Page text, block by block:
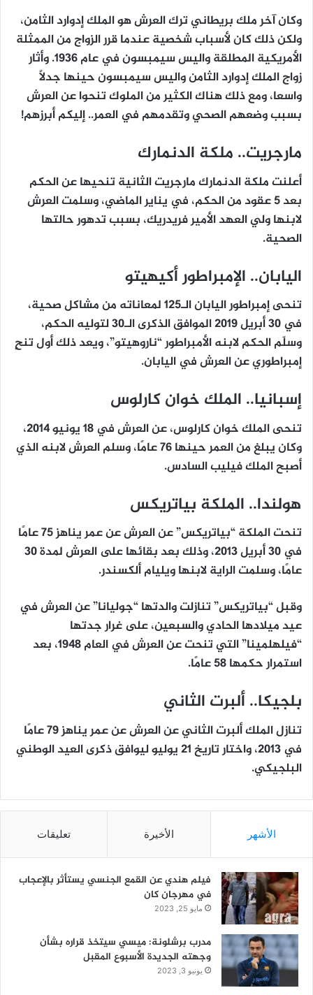
وكان آخر ملك بريطاني ترك العرش هو الملك إدوارد الثامن،
ولكن ذلك كان لأسباب شخصية عندما قرر الزواج من الممثلة
الأمريكية المطلقة واليس سيمبسون في عام 1936. وأثار
زواج الملك إدوارد الثامن واليس سيمبسون حينها جدلًا
واسعا، ومع ذلك هناك الكثير من الملوك تنحوا عن العرش
بسبب وضعهم الصحي وتقدمهم في العمر.. إليكم أبرزهم!
مارجريت.. ملكة الدنمارك
أعلنت ملكة الدنمارك مارجريت الثانية تنحيها عن الحكم
بعد 5 عقود من الحكم، في يناير الماضي، وسلمت العرش
لابنها ولي العهد الأمير فريدريك، بسبب تدهور حالتها
الصحية.
اليابان.. الإمبراطور أكيهيتو
تنحى إمبراطور اليابان الـ125 لمعاناته من مشاكل صحية،
في 30 أبريل 2019 الموافق الذكرى الـ30 لتوليه الحكم،
وسلّم الحكم لابنه الأمبراطور “ناروهيتو”، ويعد ذلك أول تنحٍ
إمبراطوري عن العرش في اليابان.
إسبانيا.. الملك خوان كارلوس
تنحى الملك خوان كارلوس، عن العرش في 18 يونيو 2014،
وكان يبلغ من العمر حينها 76 عامًا، وسلم العرش لابنه الذي
أصبح الملك فيليب السادس.
هولندا.. الملكة بياتريكس
تنحت الملكة “بياتريكس” عن العرش عن عمر يناهز 75 عامًا
في 30 أبريل 2013، وذلك بعد بقائها على العرش لمدة 30
عامًا، وسلمت الراية لابنها ويليام ألكسندر.
وقبل “بياتريكس” تنازلت والدتها “جوليانا” عن العرش في
عيد ميلادها الحادي والسبعين، على غرار جدتها
“فيلهلمينا” التي تنحت عن العرش في العام 1948، بعد
استمرار حكمها 58 عامًا.
بلجيكا.. ألبرت الثاني
تنازل الملك ألبرت الثاني عن العرش عن عمر يناهز 79 عامًا
في 2013، واختار تاريخ 21 يوليو ليوافق ذكرى العيد الوطني
البلجيكي.
الأشهر الأخيرة تعليقات
فيلم هندي عن القمع الجنسي يستأثر بالإعجاب
في مهرجان كان
مايو 25, 2023
مدرب برشلونة: ميسي سيتخذ قراره بشأن
وجهته الجديدة الأسبوع المقبل
يونيو 3, 2023